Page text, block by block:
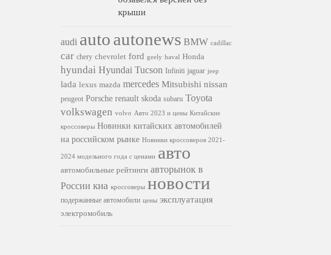
крыши
audi autoautonews BMW cadillac
car chery chevrolet ford geely haval Honda
hyundai Hyundai Tucson Infiniti jaguar jeep
lada lexus mazda mercedes Mitsubishi nissan
peugeot Porsche renault skoda subaru Toyota
volkswagen volvo Авто 2023 и цены Китайские
кроссоверы Новинки китайских автомобилей
на российском рынке Новинки кроссоверов 2021-
2024 модельного года с ценами авто
автомобильные рейтинги авторынок в
России киа кроссоверы новости
подержанные автомобили цены эксплуатация
электромобиль